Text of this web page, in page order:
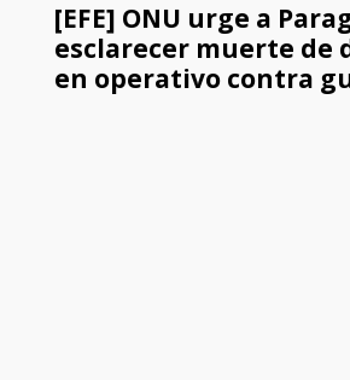
[EFE] ONU urge a
esclarecer muerte de
en operativo contra